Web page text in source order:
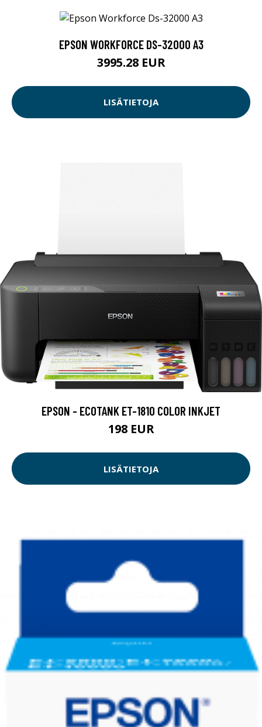
EPSON WORKFORCE DS-32000 A3
3995.28 EUR
LISÄTIETOJA
EPSON - ECOTANK ET-1810 COLOR INKJET
198 EUR
LISÄTIETOJA